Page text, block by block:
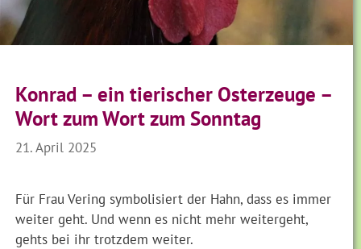
Konrad – ein tierischer Osterzeuge –
Wort zum Wort zum Sonntag
21. April 2025
Für Frau Vering symbolisiert der Hahn, dass es immer
weiter geht. Und wenn es nicht mehr weitergeht,
gehts bei ihr trotzdem weiter.